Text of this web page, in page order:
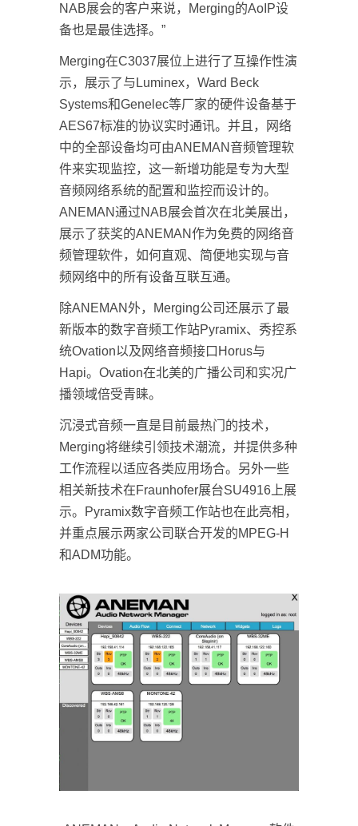
NAB展会的客户来说，Merging的AoIP设
备也是最佳选择。”
Merging在C3037展位上进行了互操作性演
示，展示了与Luminex，Ward Beck
Systems和Genelec等厂家的硬件设备基于
AES67标准的协议实时通讯。并且，网络
中的全部设备均可由ANEMAN音频管理软
件来实现监控，这一新增功能是专为大型
音频网络系统的配置和监控而设计的。
ANEMAN通过NAB展会首次在北美展出，
展示了获奖的ANEMAN作为免费的网络音
频管理软件，如何直观、简便地实现与音
频网络中的所有设备互联互通。
除ANEMAN外，Merging公司还展示了最
新版本的数字音频工作站Pyramix、秀控系
统Ovation以及网络音频接口Horus与
Hapi。Ovation在北美的广播公司和实况广
播领域倍受青睐。
沉浸式音频一直是目前最热门的技术，
Merging将继续引领技术潮流，并提供多种
工作流程以适应各类应用场合。另外一些
相关新技术在Fraunhofer展台SU4916上展
示。Pyramix数字音频工作站也在此亮相，
并重点展示两家公司联合开发的MPEG-H
和ADM功能。